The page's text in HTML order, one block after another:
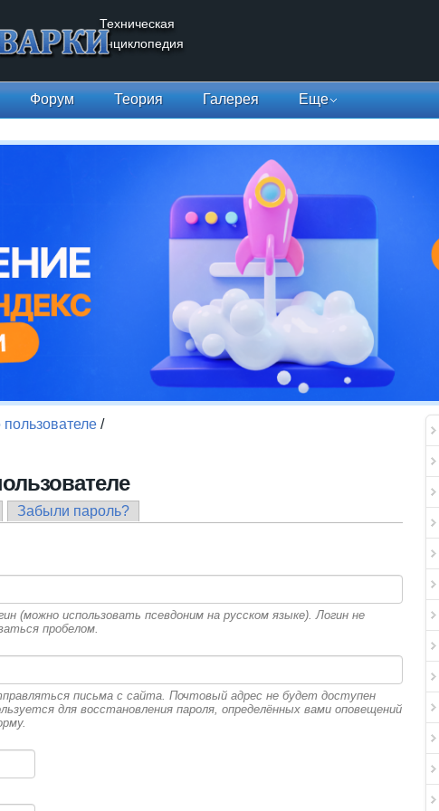
Техническая
энциклопедия
Форум Теория Галерея Еще
/
Забыли пароль?
(можно использовать псевдоним на русском языке). Логин не
пробелом.
письма с сайта. Почтовый адрес не будет доступен
для восстановления пароля, определённых вами оповещений